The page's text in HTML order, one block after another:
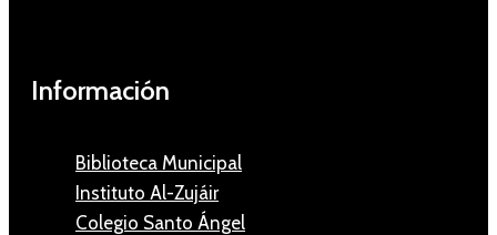
Información
Biblioteca Municipal
Instituto Al-Zujáir
Colegio Santo Ángel